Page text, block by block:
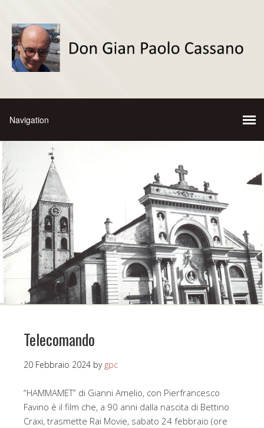
Telecomando
20 Febbraio 2024 by gpc
“HAMMAMET” di Gianni Amelio, con Pierfrancesco
Favino è il film che, a 90 anni dalla nascita di Bettino
Craxi, trasmette Rai Movie, sabato 24 febbraio (ore